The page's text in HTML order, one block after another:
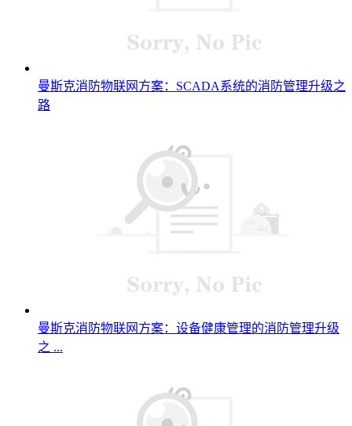
曼斯克消防物联网方案：SCADA系统的消防管理升级之
路
曼斯克消防物联网方案：设备健康管理的消防管理升级
之 ...